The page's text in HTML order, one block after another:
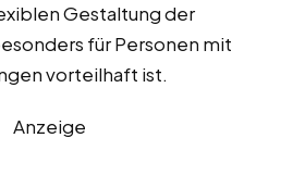
Gestaltung der
für Personen mit
vorteilhaft ist.
Anzeige